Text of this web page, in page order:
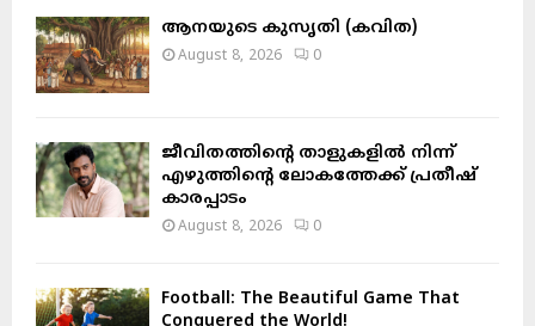
o
r
:
ആനയുടെ കുസൃതി (കവിത)
August 8, 2026 0
ജീവിതത്തിന്റെ താളുകളിൽ നിന്ന്
എഴുത്തിന്റെ ലോകത്തേക്ക് പ്രതീഷ്
കാരപ്പാടം
August 8, 2026 0
Football: The Beautiful Game That
Conquered the World!